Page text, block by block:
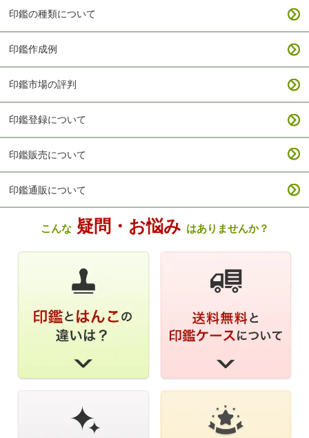
印鑑の種類について
印鑑作成例
印鑑市場の評判
印鑑登録について
印鑑販売について
印鑑通販について
こんな疑問・お悩み はありませんか？